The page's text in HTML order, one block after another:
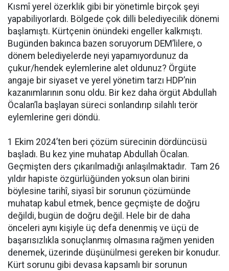
Kısmî yerel özerklik gibi bir yönetimle birçok şeyi
yapabiliyorlardı. Bölgede çok dilli belediyecilik dönemi
başlamıştı. Kürtçenin önündeki engeller kalkmıştı.
Bugünden bakınca bazen soruyorum DEM’lilere, o
dönem belediyelerde neyi yapamıyordunuz da
çukur/hendek eylemlerine alet oldunuz? Örgüte
angaje bir siyaset ve yerel yönetim tarzı HDP’nin
kazanımlarının sonu oldu. Bir kez daha örgüt Abdullah
Öcalan’la başlayan süreci sonlandırıp silahlı terör
eylemlerine geri döndü.
1 Ekim 2024’ten beri çözüm sürecinin dördüncüsü
başladı. Bu kez yine muhatap Abdullah Öcalan.
Geçmişten ders çıkarılmadığı anlaşılmaktadır. Tam 26
yıldır hapiste özgürlüğünden yoksun olan birini
böylesine tarihî, siyasî bir sorunun çözümünde
muhatap kabul etmek, bence geçmişte de doğru
değildi, bugün de doğru değil. Hele bir de daha
önceleri aynı kişiyle üç defa denenmiş ve üçü de
başarısızlıkla sonuçlanmış olmasına rağmen yeniden
denemek, üzerinde düşünülmesi gereken bir konudur.
Kürt sorunu gibi devasa kapsamlı bir sorunun